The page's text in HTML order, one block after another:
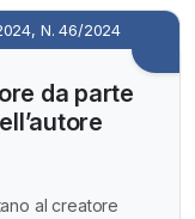
N. 46/2024
da parte
al creatore